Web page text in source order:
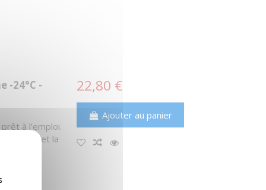
-24°C -
à l’emploi.
et la
22,80 €
Ajouter au panier